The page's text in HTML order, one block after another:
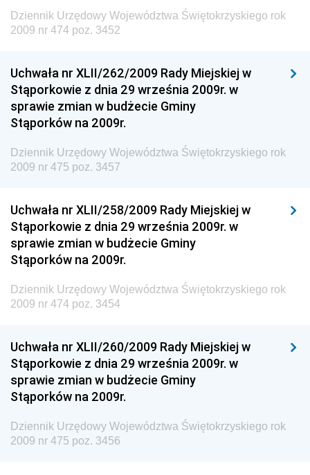
Technologii
Dziennik Urzędowy Ministra Kultury, Dziedzictwa
Dziennik Urzędowy Ministra Rodziny i Polityki
Społecznej
Dziennik Urzędowy Komendy Głównej Straży
Granicznej
Dziennik Urzędowy Głównego Inspektoratu Transportu
Drogowego
Dziennik Urzędowy Komendy Głównej Policji
Dziennik Urzędowy Ministra Pracy i Polityki
Społecznej
Dziennik Urzędowy Ministra Transportu, Budownictwa
i Gospodarki Morskiej
Dziennik Urzędowy Ministra Spraw Zagranicznych
Dziennik Urzędowy Centralnego Biura
Antykorupcyjnego
Wewnętrznego
Dziennik Urzędowy Urzędu Patentowego
Dziennik Urzędowy Województwa Świętokrzyskiego rok
2009 nr 474 poz. 3452
Uchwała nr XLII/262/2009 Rady Miejskiej w
Stąporkowie z dnia 29 września 2009r. w
sprawie zmian w budżecie Gminy
Stąporków na 2009r.
Dziennik Urzędowy Województwa Świętokrzyskiego rok
2009 nr 475 poz. 3457
Uchwała nr XLII/258/2009 Rady Miejskiej w
Stąporkowie z dnia 29 września 2009r. w
sprawie zmian w budżecie Gminy
Stąporków na 2009r.
Dziennik Urzędowy Województwa Świętokrzyskiego rok
2009 nr 474 poz. 3454
Uchwała nr XLII/260/2009 Rady Miejskiej w
Stąporkowie z dnia 29 września 2009r. w
sprawie zmian w budżecie Gminy
Stąporków na 2009r.
Dziennik Urzędowy Województwa Świętokrzyskiego rok
2009 nr 475 poz. 3456